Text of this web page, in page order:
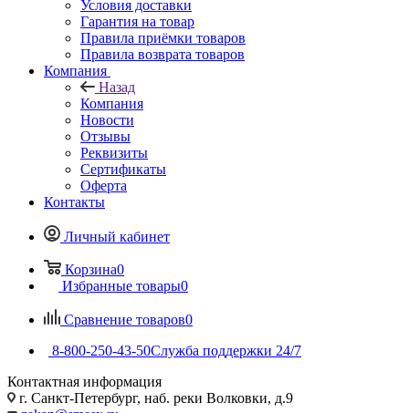
Условия доставки
Гарантия на товар
Правила приёмки товаров
Правила возврата товаров
Компания
Назад
Компания
Новости
Отзывы
Реквизиты
Сертификаты
Оферта
Контакты
Личный кабинет
Корзина0
Избранные товары0
Сравнение товаров0
8-800-250-43-50Служба поддержки 24/7
Контактная информация
г. Санкт-Петербург, наб. реки Волковки, д.9